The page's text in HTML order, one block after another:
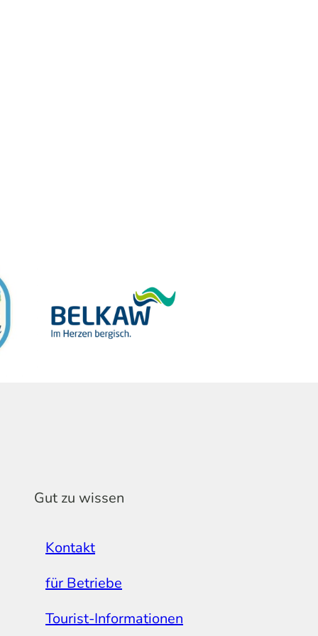
Gut zu wissen
Kontakt
für Betriebe
Tourist-Informationen